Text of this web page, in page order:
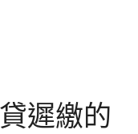
遲繳的